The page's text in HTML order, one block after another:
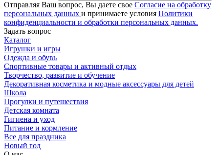
Отправляя Ваш вопрос, Вы даете свое Согласие на обработку
персональных данных и принимаете условия Политики
конфиденциальности и обработки персональных данных.
Задать вопрос
Каталог
Игрушки и игры
Одежда и обувь
Спортивные товары и активный отдых
Творчество, развитие и обучение
Декоративная косметика и модные аксессуары для детей
Школа
Прогулки и путешествия
Детская комната
Гигиена и уход
Питание и кормление
Все для праздника
Новый год